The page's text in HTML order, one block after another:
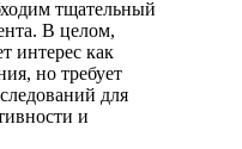
тщательный
В целом,
интерес как
но требует
для
и